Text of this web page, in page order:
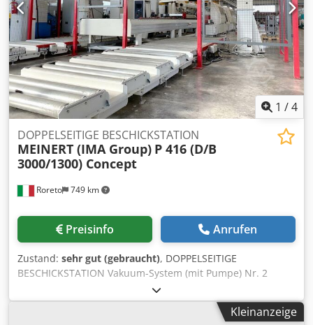
Trockenlampen oben und unten - Bügelstahl-
Kalanderanlage - zusätzlich hat die Anlage einen
zusätzlichen Koroner für die Oberseite (Arbeit) - es ist
möglich, einseitig mit PP-Folien zu kaschieren
1 /4
Roreto 749 km
DOPPELSEITIGE BESCHICKSTATION
MEINERT (IMA Group) P 416 (D/B
3000/1300) Concept
Preisinfo Anrufen
Zustand: sehr gut (gebraucht), DOPPELSEITIGE
BESCHICKSTATION Vakuum-System (mit Pumpe) Nr. 2
Vertikalen Tragsäulen der oberen Tragbalken Nr. 1
Horizontal oberen Tragbalken (wobei der Schlitten gleiten
auf) Nr. 1 Motorisierte Schlitten mit horizontalenKleinanzeige